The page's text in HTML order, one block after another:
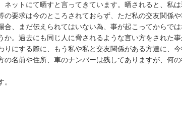
ネットにて晒すと言ってきています。晒されると、私
の要求は今のところされておらず、ただ私の交友関係
合、まだ伝えられてはいない為、事が起こってからで
か。過去にも同じ人に脅されるような言い方をされた
りにする際に、もう私や私と交友関係がある方達に、
の名前や住所、車のナンバーは残してありますが、何